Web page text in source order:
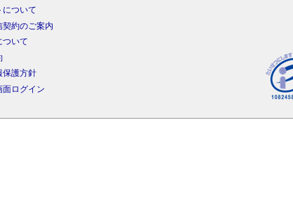
について
契約のご案内
ついて
保護方針
面ログイン